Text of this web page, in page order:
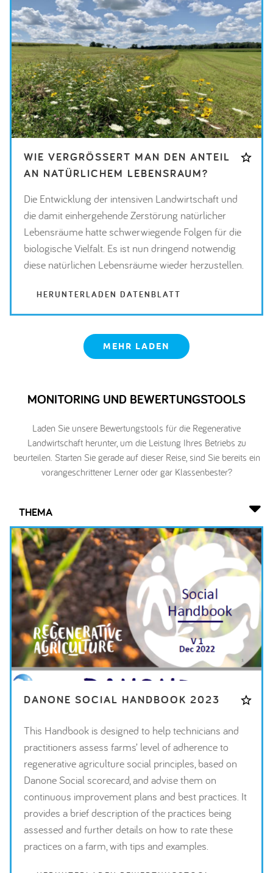
WIE VERGRÖSSERT MAN DEN ANTEIL A
N NATÜRLICHEM LEBENSRAUM?
Die Entwicklung der intensiven Landwirtschaft und
die damit einhergehende Zerstörung natürlicher
Lebensräume hatte schwerwiegende Folgen für die
biologische Vielfalt. Es ist nun dringend notwendig
diese natürlichen Lebensräume wieder herzustellen.
HERUNTERLADEN DATENBLATT
MEHR LADEN
MONITORING UND BEWERTUNGSTOOLS
Laden Sie unsere Bewertungstools für die Regenerative
Landwirtschaft herunter, um die Leistung Ihres Betriebs zu
beurteilen. Starten Sie gerade auf dieser Reise, sind Sie bereits ein
vorangeschrittener Lerner oder gar Klassenbester?
THEMA
DANONE SOCIAL HANDBOOK 2023
This Handbook is designed to help technicians and
practitioners assess farms’ level of adherence to
regenerative agriculture social principles, based on
Danone Social scorecard, and advise them on
continuous improvement plans and best practices. It
provides a brief description of the practices being
assessed and further details on how to rate these
practices on a farm, with tips and examples.